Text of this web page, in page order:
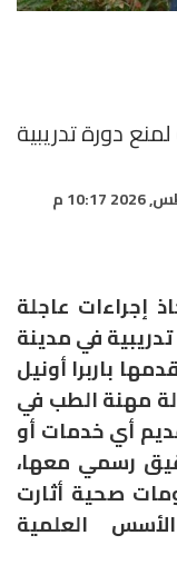
دورة تدريبية
إجراءات عاجلة
في مدينة
باربرا أونيل
مهنة الطب في
أي خدمات أو
رسمي معها،
صحية أثارت
العلمية